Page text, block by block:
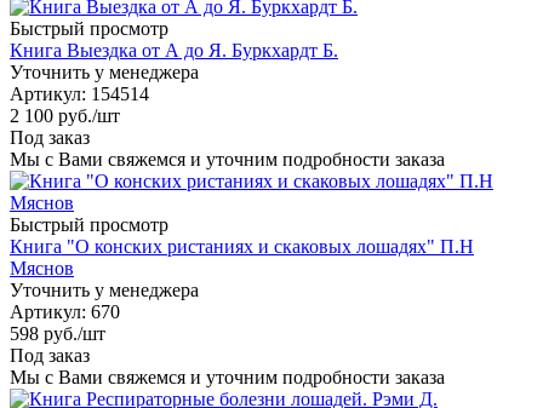
Быстрый просмотр
Книга Выездка от А до Я. Буркхардт Б.
Уточнить у менеджера
Артикул: 154514
2 100 руб./шт
Под заказ
Мы с Вами свяжемся и уточним подробности заказа
Быстрый просмотр
Книга "О конских ристаниях и скаковых лошадях" П.Н
Мяснов
Уточнить у менеджера
Артикул: 670
598 руб./шт
Под заказ
Мы с Вами свяжемся и уточним подробности заказа